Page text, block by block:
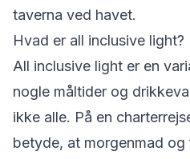
taverna ved havet.
Hvad er all inclusive light?
All inclusive light er en
nogle måltider og
ikke alle. På en
betyde, at morgenmad